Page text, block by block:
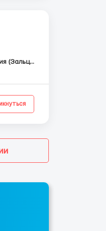
Германия (Зальцгиттер)